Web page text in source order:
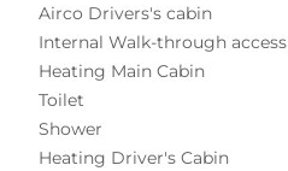
Airco Drivers's cabin
Internal Walk-through access
Heating Main Cabin
Toilet
Shower
Heating Driver's Cabin